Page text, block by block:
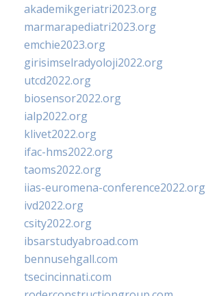
akademikgeriatri2023.org
marmarapediatri2023.org
emchie2023.org
girisimselradyoloji2022.org
utcd2022.org
biosensor2022.org
ialp2022.org
klivet2022.org
ifac-hms2022.org
taoms2022.org
iias-euromena-conference2022.org
ivd2022.org
csity2022.org
ibsarstudyabroad.com
bennusehgall.com
tsecincinnati.com